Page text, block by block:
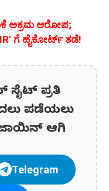
ಅಕ್ರಮ ಆರೋಪ;
ಗೆ ಹೈಕೋರ್ಟ್ ತಡೆ!
ಪ್ರತಿ
ಪಡೆಯಲು
ಜಾಯಿನ್ ಆಗಿ
Telegram